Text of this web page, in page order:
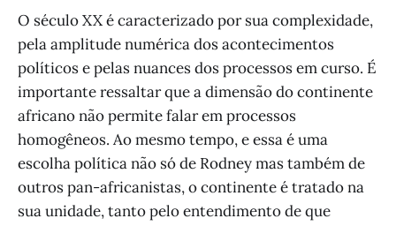
O século XX é caracterizado por sua complexidade,
pela amplitude numérica dos acontecimentos
políticos e pelas nuances dos processos em curso. É
importante ressaltar que a dimensão do continente
africano não permite falar em processos
homogêneos. Ao mesmo tempo, e essa é uma
escolha política não só de Rodney mas também de
outros pan-africanistas, o continente é tratado na
sua unidade, tanto pelo entendimento de que